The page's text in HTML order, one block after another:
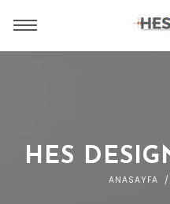
HES
ANASAYFA